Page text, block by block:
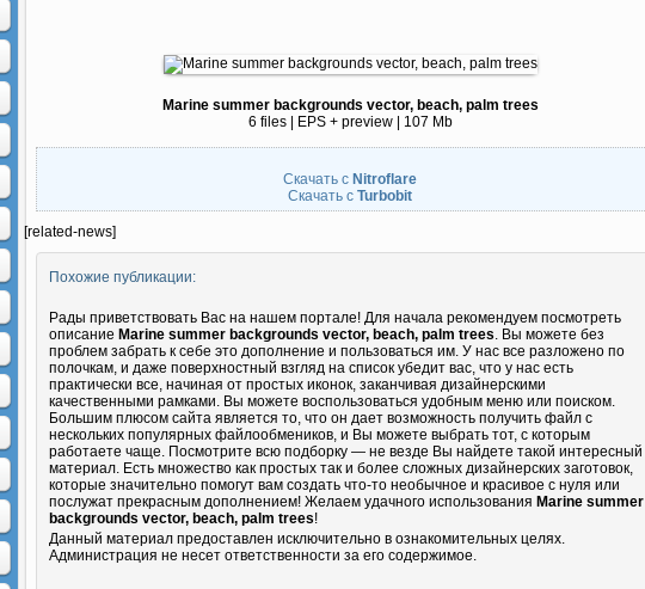
Marine summer backgrounds vector, beach, palm trees
6 files | EPS + preview | 107 Mb
Скачать с Nitroflare
Скачать с Turbobit
[related-news]
Похожие публикации:
Рады приветствовать Вас на нашем портале! Для начала рекомендуем посмотреть
описание Marine summer backgrounds vector, beach, palm trees. Вы можете без
проблем забрать к себе это дополнение и пользоваться им. У нас все разложено по
полочкам, и даже поверхностный взгляд на список убедит вас, что у нас есть
практически все, начиная от простых иконок, заканчивая дизайнерскими
качественными рамками. Вы можете воспользоваться удобным меню или поиском.
Большим плюсом сайта является то, что он дает возможность получить файл с
нескольких популярных файлообмеников, и Вы можете выбрать тот, с которым
работаете чаще. Посмотрите всю подборку — не везде Вы найдете такой интересный
материал. Есть множество как простых так и более сложных дизайнерских заготовок,
которые значительно помогут вам создать что-то необычное и красивое с нуля или
послужат прекрасным дополнением! Желаем удачного использования Marine summer
backgrounds vector, beach, palm trees!
Данный материал предоставлен исключительно в ознакомительных целях.
Администрация не несет ответственности за его содержимое.